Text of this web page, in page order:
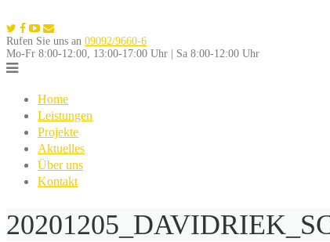
to
content
Rufen Sie uns an 09092/9660-6
Mo-Fr 8:00-12:00, 13:00-17:00 Uhr | Sa 8:00-12:00 Uhr
Home
Leistungen
Projekte
Aktuelles
Über uns
Kontakt